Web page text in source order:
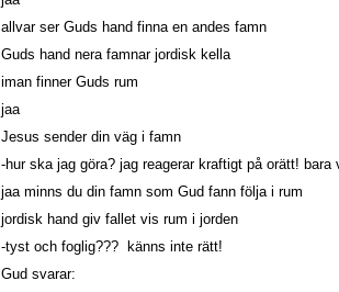
allvar ser Guds hand finna en andes famn
Guds hand nera famnar jordisk kella
iman finner Guds rum
jaa
Jesus sender din väg i famn
-hur ska jag göra? jag reagerar kraftigt på orätt! bara
jaa minns du din famn som Gud fann följa i rum
jordisk hand giv fallet vis rum i jorden
-tyst och foglig??? känns inte rätt!
Gud svarar: